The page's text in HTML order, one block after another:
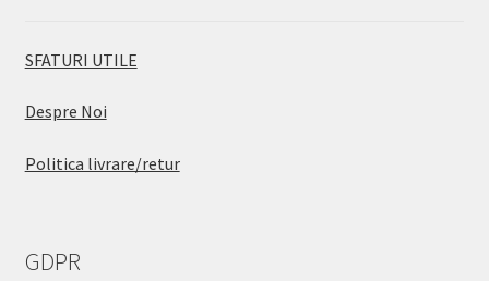
SFATURI UTILE
Despre Noi
Politica livrare/retur
GDPR